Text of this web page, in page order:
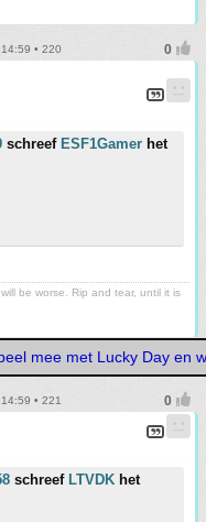
• 220
schreef ESF1Gamer het
be worse. Rip and tear, until it is
mee met Lucky Day en
• 221
schreef LTVDK het